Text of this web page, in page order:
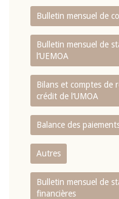
Bulletin mensuel de
Bulletin mensuel de
l‘UEMOA
Bilans et comptes de
crédit de l‘UMOA
Balance des
Autres
Bulletin mensuel de
financières